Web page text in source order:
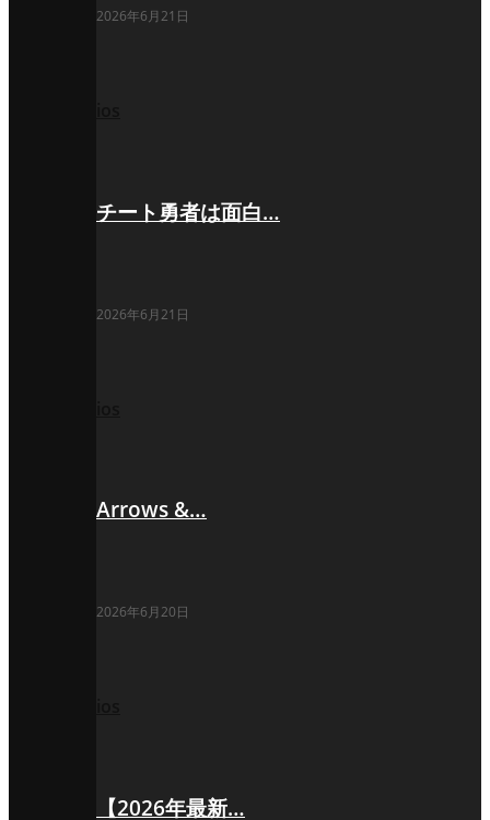
2026年6月21日
チート勇者は面白…
2026年6月21日
Arrows &…
2026年6月20日
【2026年最新…